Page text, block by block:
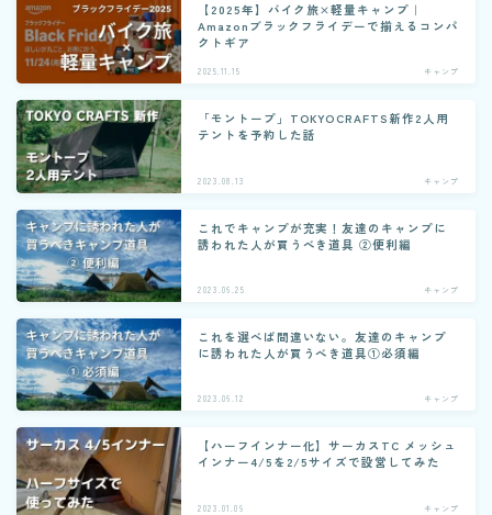
【2025年】バイク旅×軽量キャンプ｜
Amazonブラックフライデーで揃えるコンパ
クトギア
2025.11.15 キャンプ
「モントープ」TOKYOCRAFTS新作2人用
テントを予約した話
2023.08.13 キャンプ
これでキャンプが充実！友達のキャンプに
誘われた人が買うべき道具 ②便利編
2023.06.25 キャンプ
これを選べば間違いない。友達のキャンプ
に誘われた人が買うべき道具①必須編
2023.06.12 キャンプ
【ハーフインナー化】サーカスTC メッシュ
インナー4/5を2/5サイズで設営してみた
2023.01.09 キャンプ